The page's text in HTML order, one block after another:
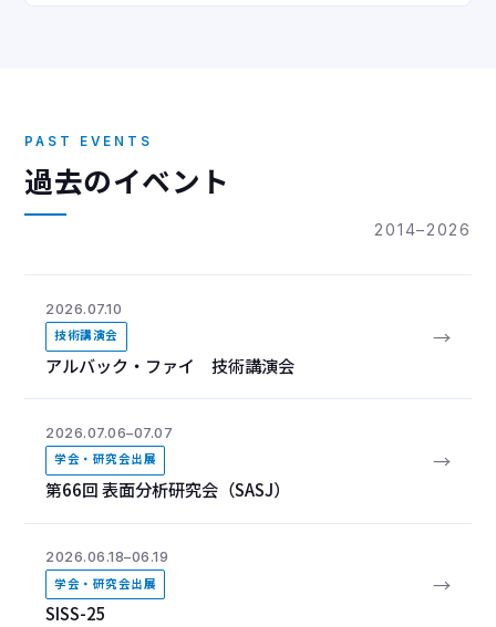
PAST EVENTS
過去のイベント
2014–2026
2026.07.10
技術講演会
アルバック・ファイ 技術講演会
→
2026.07.06–07.07
学会・研究会出展
第66回 表面分析研究会（SASJ）
→
2026.06.18–06.19
学会・研究会出展
SISS-25
→